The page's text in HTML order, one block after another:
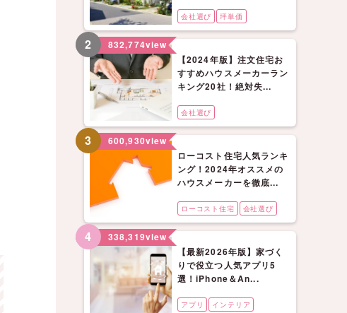
会社選び 坪単価
2 832,774view
【2024年版】注文住宅お
すすめハウスメーカーラン
キング20社！絶対失...
会社選び
3 600,930view
ローコスト住宅人気ランキ
ング！2024年オススメの
ハウスメーカーを徹底...
ローコスト住宅 会社選び
4 338,319view
【最新2026年版】家づく
りで役立つ人気アプリ5
選！iPhone＆An...
アプリ インテリア